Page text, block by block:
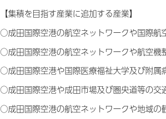
【集積を目指す産業に追加する産業】
○成田国際空港の航空ネットワークや国際航
○成田国際空港の航空ネットワークや航空機
○成田国際空港や国際医療福祉大学及び附属
○成田国際空港や成田市場及び圏央道等の交
○成田国際空港の航空ネットワークや地域の